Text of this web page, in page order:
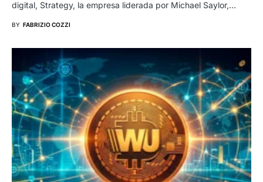
digital, Strategy, la empresa liderada por Michael Saylor,…
BY FABRIZIO COZZI